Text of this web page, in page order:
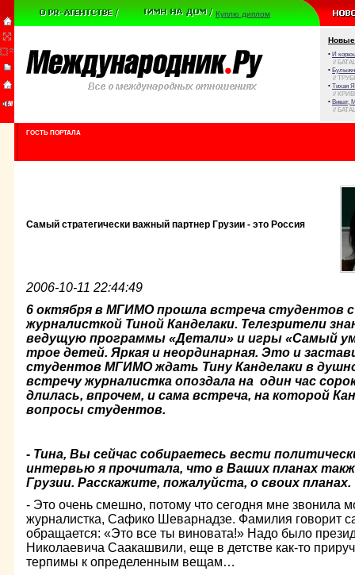
Куплю диплом
Новые
• И
//
•
//
• Тихая
//
• Виват,
//
ГОСТЬ ПОРТАЛА
Самый стратегически важный партнер Грузии - это Россия
2006-10-11 22:44:49
6 октября в МГИМО прошла встреча студентов
журналисткой Тиной Канделаки. Телезрители
ведущую программы «Детали» и игры «Самый
трое детей. Яркая и неординарная. Это и
студентов МГИМО ждать Тину Канделаки в
встречу журналистка опоздала на один час
длилась, впрочем, и сама встреча, на которой
вопросы студентов.
- Тина, Вы сейчас собираетесь вести
интервью я прочитала, что в Ваших планах
Грузии. Расскажите, пожалуйста, о своих планах.
- Это очень смешно, потому что сегодня мне звонила
журналистка, Сафико Шеварнадзе. Фамилия говорит
обращается: «Это все ты виновата!» Надо было
Николаевича Саакашвили, еще в детстве как-то
терпимы к определенным вещам…